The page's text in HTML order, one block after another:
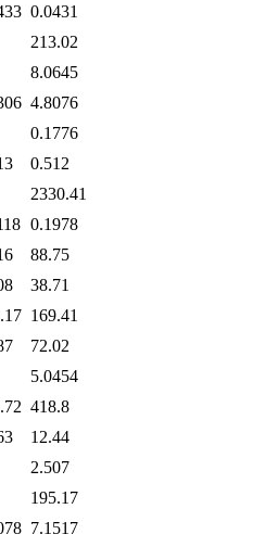
0.0431
213.02
8.0645
4.8076
0.1776
0.512
2330.41
0.1978
88.75
38.71
169.41
72.02
5.0454
418.8
12.44
2.507
195.17
7.1517